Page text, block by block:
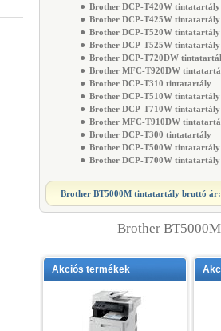
● Brother DCP-T420W tintatartály
● Brother DCP-T425W tintatartály
● Brother DCP-T520W tintatartály
● Brother DCP-T525W tintatartály
● Brother DCP-T720DW
● Brother MFC-T920DW
● Brother DCP-T310 tintatartály
● Brother DCP-T510W tintatartály
● Brother DCP-T710W tintatartály
● Brother MFC-T910DW
● Brother DCP-T300 tintatartály
● Brother DCP-T500W tintatartály
● Brother DCP-T700W tintatartály
Brother BT5000M tintatartály bruttó
Brother
Akciós termékek